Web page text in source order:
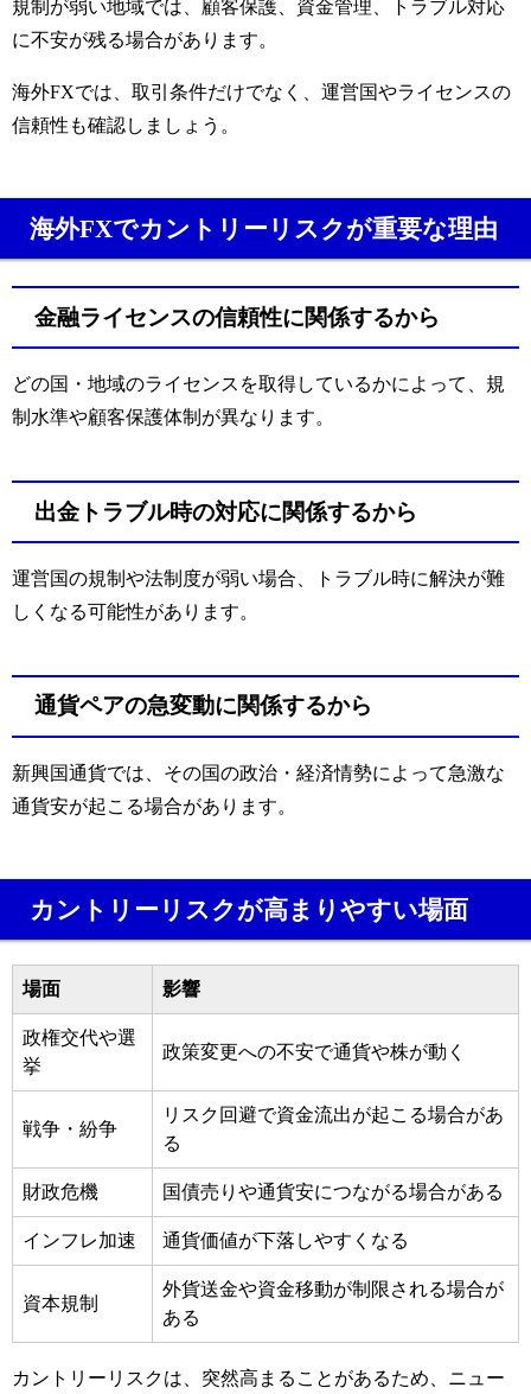
規制が弱い地域では、顧客保護、資金管理、トラブル対応
に不安が残る場合があります。
海外FXでは、取引条件だけでなく、運営国やライセンスの
信頼性も確認しましょう。
海外FXでカントリーリスクが重要な理由
金融ライセンスの信頼性に関係するから
どの国・地域のライセンスを取得しているかによって、規
制水準や顧客保護体制が異なります。
出金トラブル時の対応に関係するから
運営国の規制や法制度が弱い場合、トラブル時に解決が難
しくなる可能性があります。
通貨ペアの急変動に関係するから
新興国通貨では、その国の政治・経済情勢によって急激な
通貨安が起こる場合があります。
カントリーリスクが高まりやすい場面
場面 影響
政権交代や選
挙
政策変更への不安で通貨や株が動く
戦争・紛争
リスク回避で資金流出が起こる場合があ
る
財政危機 国債売りや通貨安につながる場合がある
インフレ加速 通貨価値が下落しやすくなる
資本規制
外貨送金や資金移動が制限される場合が
ある
カントリーリスクは、突然高まることがあるため、ニュー